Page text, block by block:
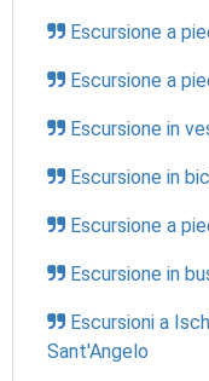
Escursione a
Escursione a
Escursione in
Escursione in
Escursione a
Escursione in
Escursioni a
Sant'Angelo